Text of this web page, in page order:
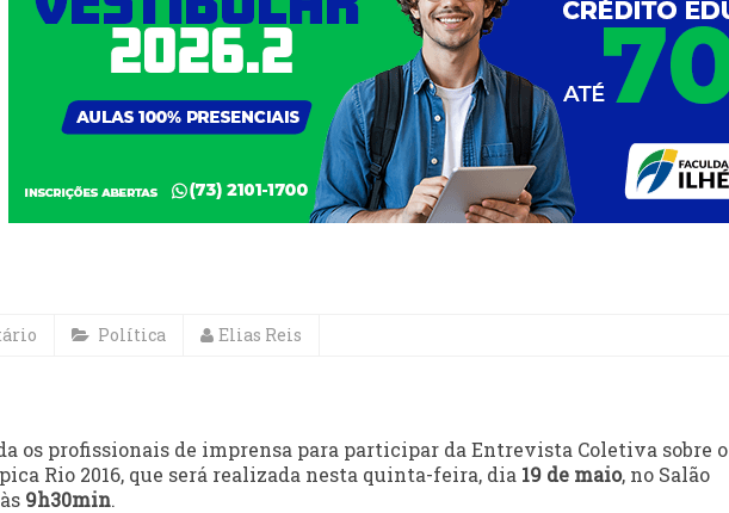
Política Elias Reis
os profissionais de imprensa para participar da Entrevista Coletiva sobre o
Rio 2016, que será realizada nesta quinta-feira, dia 19 de maio, no Salão
9h30min.